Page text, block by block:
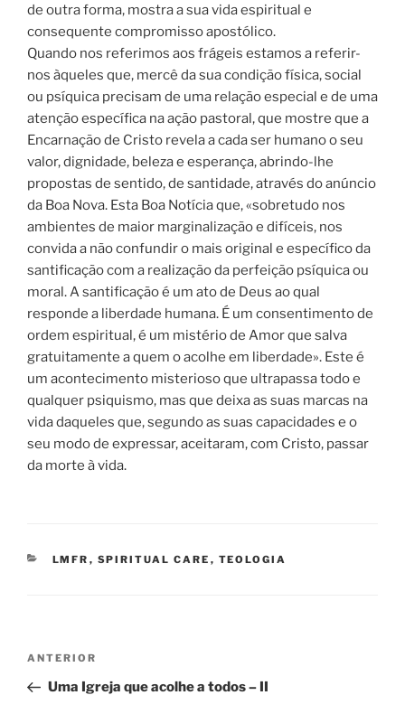
de outra forma, mostra a sua vida espiritual e
consequente compromisso apostólico.
Quando nos referimos aos frágeis estamos a referir-
nos àqueles que, mercê da sua condição física, social
ou psíquica precisam de uma relação especial e de uma
atenção específica na ação pastoral, que mostre que a
Encarnação de Cristo revela a cada ser humano o seu
valor, dignidade, beleza e esperança, abrindo-lhe
propostas de sentido, de santidade, através do anúncio
da Boa Nova. Esta Boa Notícia que, «sobretudo nos
ambientes de maior marginalização e difíceis, nos
convida a não confundir o mais original e específico da
santificação com a realização da perfeição psíquica ou
moral. A santificação é um ato de Deus ao qual
responde a liberdade humana. É um consentimento de
ordem espiritual, é um mistério de Amor que salva
gratuitamente a quem o acolhe em liberdade». Este é
um acontecimento misterioso que ultrapassa todo e
qualquer psiquismo, mas que deixa as suas marcas na
vida daqueles que, segundo as suas capacidades e o
seu modo de expressar, aceitaram, com Cristo, passar
da morte à vida.
CATEGORIAS
LMFR , SPIRITUAL CARE , TEOLOGIA
Navegação
artigos
Conteúdo
anterior
ANTERIOR
Uma Igreja que acolhe a todos – II